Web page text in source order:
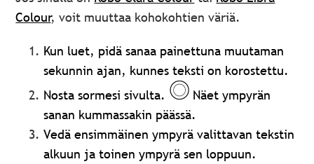
Colour, voit muuttaa kohokohtien väriä.
Kun luet, pidä sanaa painettuna muutaman
sekunnin ajan, kunnes teksti on korostettu.
Nosta sormesi sivulta.
Näet ympyrän
sanan kummassakin päässä.
Vedä ensimmäinen ympyrä valittavan tekstin
alkuun ja toinen ympyrä sen loppuun.